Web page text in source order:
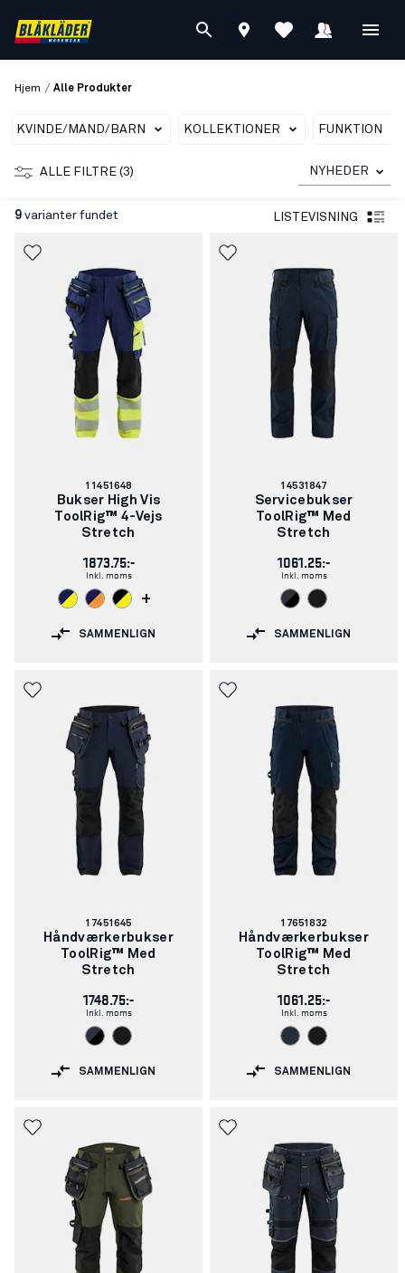
Hjem / Alle Produkter
KVINDE/MAND/BARN KOLLEKTIONER FUNKTION
ALLE FILTRE (3) NYHEDER
9 varianter fundet LISTEVISNING
Varenummer:
11451648
Bukser High Vis
ToolRig™ 4-Vejs
Stretch
1873.75:-
Inkl. moms
+
SAMMENLIGN
Varenummer:
14531847
Servicebukser
ToolRig™ Med
Stretch
1061.25:-
Inkl. moms
SAMMENLIGN
Varenummer:
17451645
Håndværkerbukser
ToolRig™ Med
Stretch
1748.75:-
Inkl. moms
SAMMENLIGN
Varenummer:
17651832
Håndværkerbukser
ToolRig™ Med
Stretch
1061.25:-
Inkl. moms
SAMMENLIGN